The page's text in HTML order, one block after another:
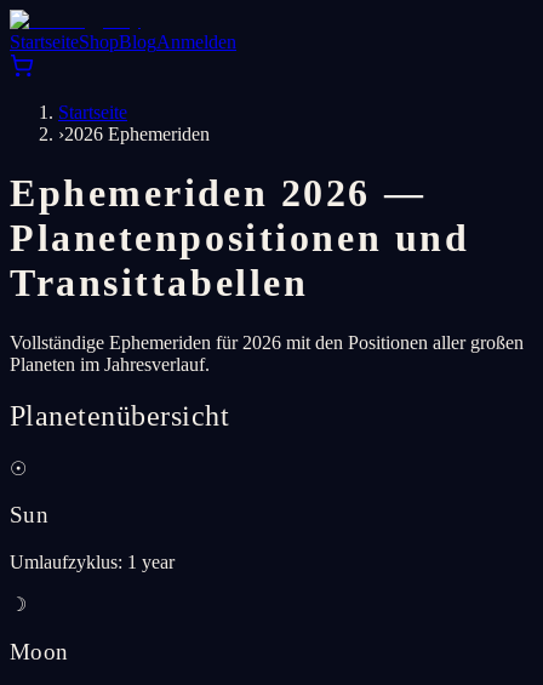
StartseiteShopBlogAnmelden
Startseite
›2026 Ephemeriden
Ephemeriden 2026 —
Planetenpositionen und
Transittabellen
Vollständige Ephemeriden für 2026 mit den Positionen aller großen
Planeten im Jahresverlauf.
Planetenübersicht
☉
Sun
Umlaufzyklus: 1 year
☽
Moon